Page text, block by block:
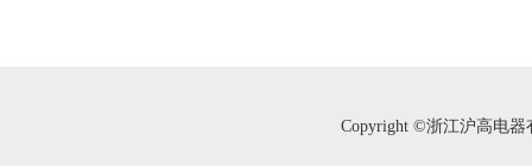
Copyright ©浙江沪高电器